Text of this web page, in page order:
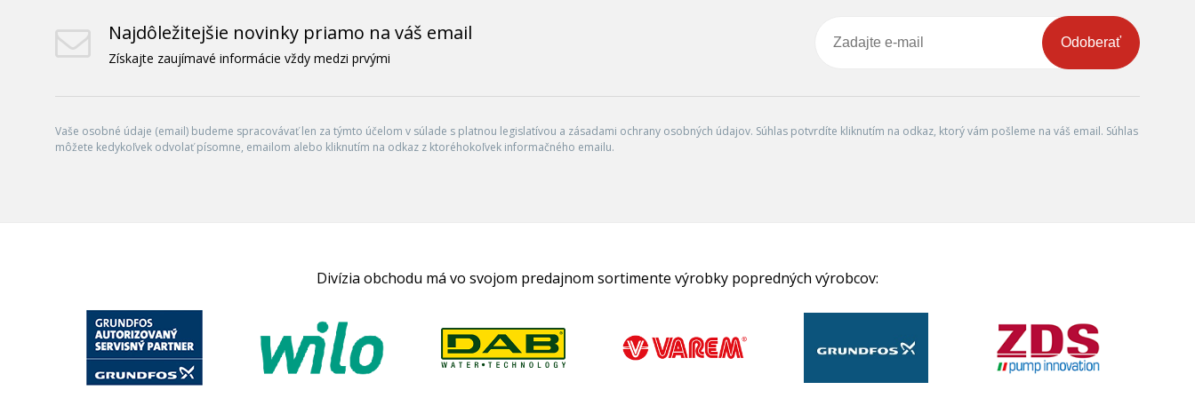
Najdôležitejšie novinky priamo na váš email
Získajte zaujímavé informácie vždy medzi prvými
Odoberať
Vaše osobné údaje (email) budeme spracovávať len za týmto účelom v súlade s platnou legislatívou a zásadami ochrany osobných údajov. Súhlas potvrdíte kliknutím na odkaz, ktorý vám pošleme na váš email. Súhlas
môžete kedykoľvek odvolať písomne, emailom alebo kliknutím na odkaz z ktoréhokoľvek informačného emailu.
Divízia obchodu má vo svojom predajnom sortimente výrobky popredných výrobcov: